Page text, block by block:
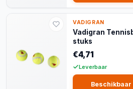
VADIGRAN
Vadigran
stuks
€4,71
Leverbaar